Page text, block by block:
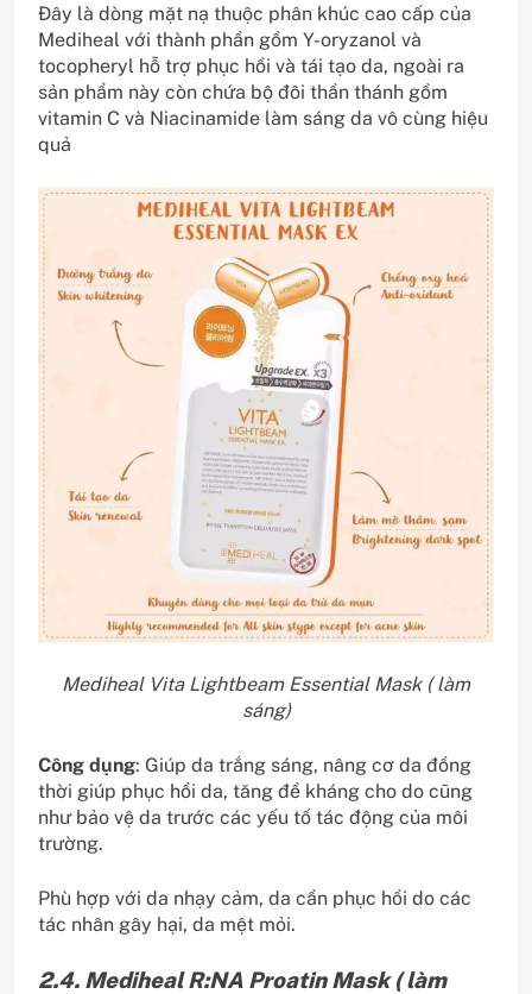
Đây là dòng mặt nạ thuộc phân khúc cao cấp của
Mediheal với thành phần gồm Y-oryzanol và
tocopheryl hỗ trợ phục hồi và tái tạo da, ngoài ra
sản phẩm này còn chứa bộ đôi thần thánh gồm
vitamin C và Niacinamide làm sáng da vô cùng hiệu
quả
Mediheal Vita Lightbeam Essential Mask ( làm
sáng)
Công dụng: Giúp da trắng sáng, nâng cơ da đồng
thời giúp phục hồi da, tăng đề kháng cho do cũng
như bảo vệ da trước các yếu tố tác động của môi
trường.
Phù hợp với da nhạy cảm, da cần phục hồi do các
tác nhân gây hại, da mệt mỏi.
2.4. Mediheal R:NA Proatin Mask ( làm